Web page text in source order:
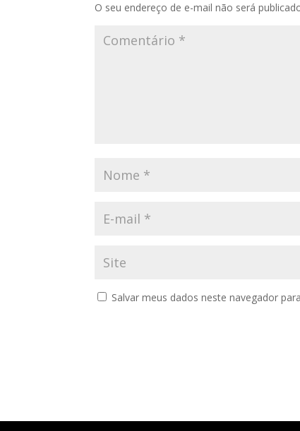
O seu endereço de e-mail não será
Salvar meus dados neste navegador